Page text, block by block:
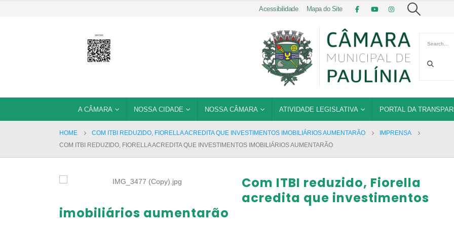
Acessibilidade| Mapa do Site
A CÂMARA NOSSA CIDADE NOSSA CÂMARA ATIVIDADE LEGISLATIVA PORTAL DA
HOME COM ITBI REDUZIDO, FIORELLA ACREDITA QUE INVESTIMENTOS IMOBILIÁRIOS AUMENTARÃO
IMPRENSA
COM ITBI REDUZIDO, FIORELLA ACREDITA QUE INVESTIMENTOS IMOBILIÁRIOS AUMENTARÃO
Com ITBI reduzido, Fiorella
acredita que investimentos
imobiliários aumentarão